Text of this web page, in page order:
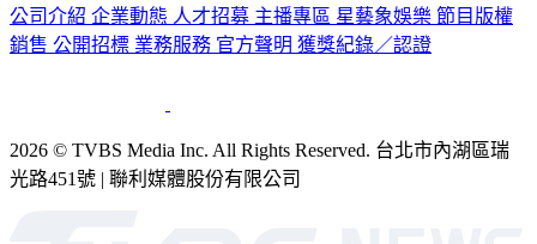
公司介紹 企業動態 人才招募 主播專區 星藝象娛樂 節目版權
銷售 公開招標 業務服務 官方聲明 獲獎紀錄／認證
2026 © TVBS Media Inc. All Rights Reserved. 台北市內湖區瑞
光路451號 | 聯利媒體股份有限公司